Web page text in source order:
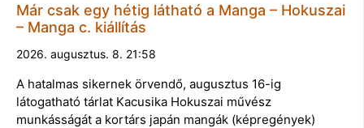
Már csak egy hétig látható a Manga – Hokuszai
– Manga c. kiállítás
2026. augusztus. 8. 21:58
A hatalmas sikernek örvendő, augusztus 16-ig
látogatható tárlat Kacusika Hokuszai művész
munkásságát a kortárs japán mangák (képregények)